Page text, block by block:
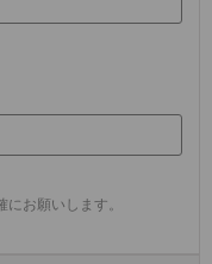
お願いします。